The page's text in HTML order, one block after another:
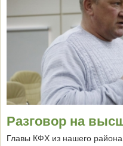
Разговор на
Главы КФХ из нашего